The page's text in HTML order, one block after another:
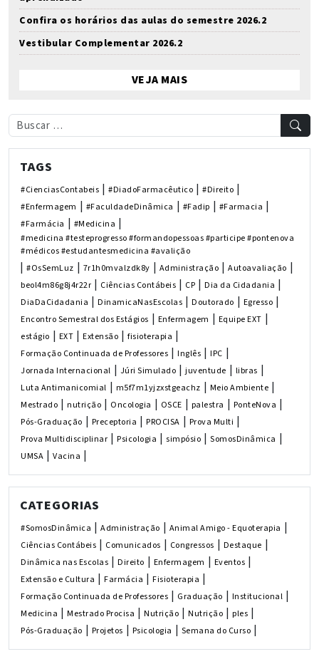
Confira os horários das aulas do semestre 2026.2
Vestibular Complementar 2026.2
VEJA MAIS
TAGS
#CienciasContabeis | #DiadoFarmacêutico | #Direito |
#Enfermagem | #FaculdadeDinâmica | #Fadip | #Farmacia |
#Farmácia | #Medicina |
#medicina #testeprogresso #formandopessoas #participe #pontenova
#médicos #estudantesmedicina #avalição
| #OsSemLuz | 7r1h0mvalzdk8y | Administração | Autoavaliação |
beol4m86g8j4r22r | Ciências Contábeis | CP | Dia da Cidadania |
DiaDaCidadania | DinamicaNasEscolas | Doutorado | Egresso |
Encontro Semestral dos Estágios | Enfermagem | Equipe EXT |
estágio | EXT | Extensão | fisioterapia |
Formação Continuada de Professores | Inglês | IPC |
Jornada Internacional | Júri Simulado | juventude | libras |
Luta Antimanicomial | m5f7m1yjzxstgeachz | Meio Ambiente |
Mestrado | nutrição | Oncologia | OSCE | palestra | PonteNova |
Pós-Graduação | Preceptoria | PROCISA | Prova Multi |
Prova Multidisciplinar | Psicologia | simpósio | SomosDinâmica |
UMSA | Vacina |
CATEGORIAS
#SomosDinâmica | Administração | Animal Amigo - Equoterapia |
Ciências Contábeis | Comunicados | Congressos | Destaque |
Dinâmica nas Escolas | Direito | Enfermagem | Eventos |
Extensão e Cultura | Farmácia | Fisioterapia |
Formação Continuada de Professores | Graduação | Institucional |
Medicina | Mestrado Procisa | Nutrição | Nutrição | ples |
Pós-Graduação | Projetos | Psicologia | Semana do Curso |